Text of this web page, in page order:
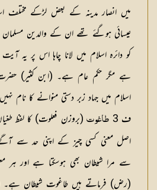
میں انصار مدینہ کے بعض لڑکے
عیسائی ہوگئے تھے ان کے والدین
کو دائرہ اسلام میں لانا چاہا اس پر یہ
ہے مگر حکم عام ہے۔ (ابن کثیر)
اسلام میں جہاد زبر دستی منوانے کا
ف 3
طاغوت(بروزن فعلوت) کا لفظ
اصل معنی کسی چیز کے اپنی حد سے
سے مرا شیطان بھی ہوسکتا ہے اور ہر
(رض) فرماتے ہیں طاغوت شیطان ہے۔